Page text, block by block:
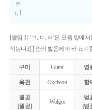
ㄹ
r, l
[붙임 1] ‘ㄱ, ㄷ, ㅂ’은 모음 앞에서
적는다.([ ] 안의 발음에 따라 표기
구미 Gumi 영
옥천 Okcheon 합
월곶
[월곧]
Wolgot
벚
[벋